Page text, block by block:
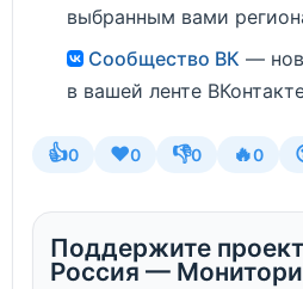
выбранным вами
Сообщество ВК —
в вашей ленте
👍0 ❤️0 👎0 🔥0
Поддержите
Россия —